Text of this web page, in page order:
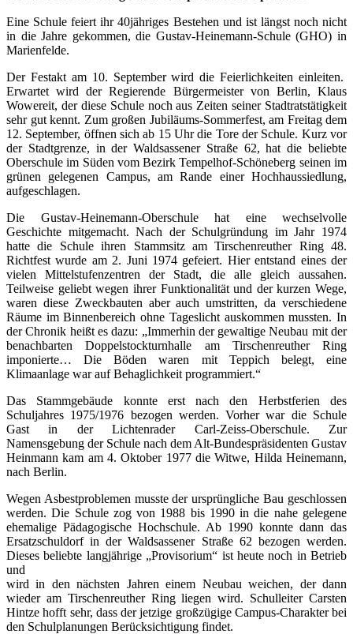
Eine Schule feiert ihr 40jähriges Bestehen und ist längst noch nicht
in die Jahre gekommen, die Gustav-Heinemann-Schule (GHO) in
Marienfelde.
Der Festakt am 10. September wird die Feierlichkeiten einleiten.
Erwartet wird der Regierende Bürgermeister von Berlin, Klaus
Wowereit, der diese Schule noch aus Zeiten seiner Stadtratstätigkeit
sehr gut kennt. Zum großen Jubiläums-Sommerfest, am Freitag dem
12. September, öffnen sich ab 15 Uhr die Tore der Schule. Kurz vor
der Stadtgrenze, in der Waldsassener Straße 62, hat die beliebte
Oberschule im Süden vom Bezirk Tempelhof-Schöneberg seinen im
grünen gelegenen Campus, am Rande einer Hochhaussiedlung,
aufgeschlagen.
Die Gustav-Heinemann-Oberschule hat eine wechselvolle
Geschichte mitgemacht. Nach der Schulgründung im Jahr 1974
hatte die Schule ihren Stammsitz am Tirschenreuther Ring 48.
Richtfest wurde am 2. Juni 1974 gefeiert. Hier entstand eines der
vielen Mittelstufenzentren der Stadt, die alle gleich aussahen.
Teilweise geliebt wegen ihrer Funktionalität und der kurzen Wege,
waren diese Zweckbauten aber auch umstritten, da verschiedene
Räume im Binnenbereich ohne Tageslicht auskommen mussten. In
der Chronik heißt es dazu: „Immerhin der gewaltige Neubau mit der
benachbarten Doppelstockturnhalle am Tirschenreuther Ring
imponierte… Die Böden waren mit Teppich belegt, eine
Klimaanlage war auf Behaglichkeit programmiert.“
Das Stammgebäude konnte erst nach den Herbstferien des
Schuljahres 1975/1976 bezogen werden. Vorher war die Schule
Gast in der Lichtenrader Carl-Zeiss-Oberschule. Zur
Namensgebung der Schule nach dem Alt-Bundespräsidenten Gustav
Heinmann kam am 4. Oktober 1977 die Witwe, Hilda Heinemann,
nach Berlin.
Wegen Asbestproblemen musste der ursprüngliche Bau geschlossen
werden. Die Schule zog von 1988 bis 1990 in die nahe gelegene
ehemalige Pädagogische Hochschule. Ab 1990 konnte dann das
Ersatzschuldorf in der Waldsassener Straße 62 bezogen werden.
Dieses beliebte langjährige „Provisorium“ ist heute noch in Betrieb
und
wird in den nächsten Jahren einem Neubau weichen, der dann
wieder am Tirschenreuther Ring liegen wird. Schulleiter Carsten
Hintze hofft sehr, dass der jetzige großzügige Campus-Charakter bei
den Schulplanungen Berücksichtigung findet.